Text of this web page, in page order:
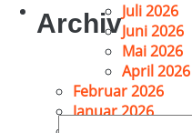
ArchivJuli 2026
Juni 2026
Mai 2026
April 2026
Februar 2026
Januar 2026